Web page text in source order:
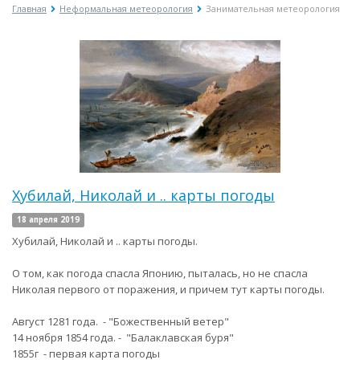
Главная Неформальная метеорология Занимательная метеорология
Хубилай, Николай и .. карты погоды
18 апреля 2019
Хубилай, Николай и .. карты погоды.
О том, как погода спасла Японию, пыталась, но не спасла
Николая первого от поражения, и причем тут карты погоды.
Август 1281 года. - "Божественный ветер"
14 ноября 1854 года. - "Балаклавская буря"
1855г - первая карта погоды